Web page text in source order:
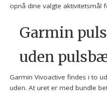
opnå dine valgte aktivitetsmål
Garmin
uden
Garmin Vivoactive findes i to
uden. At uret er med bundle